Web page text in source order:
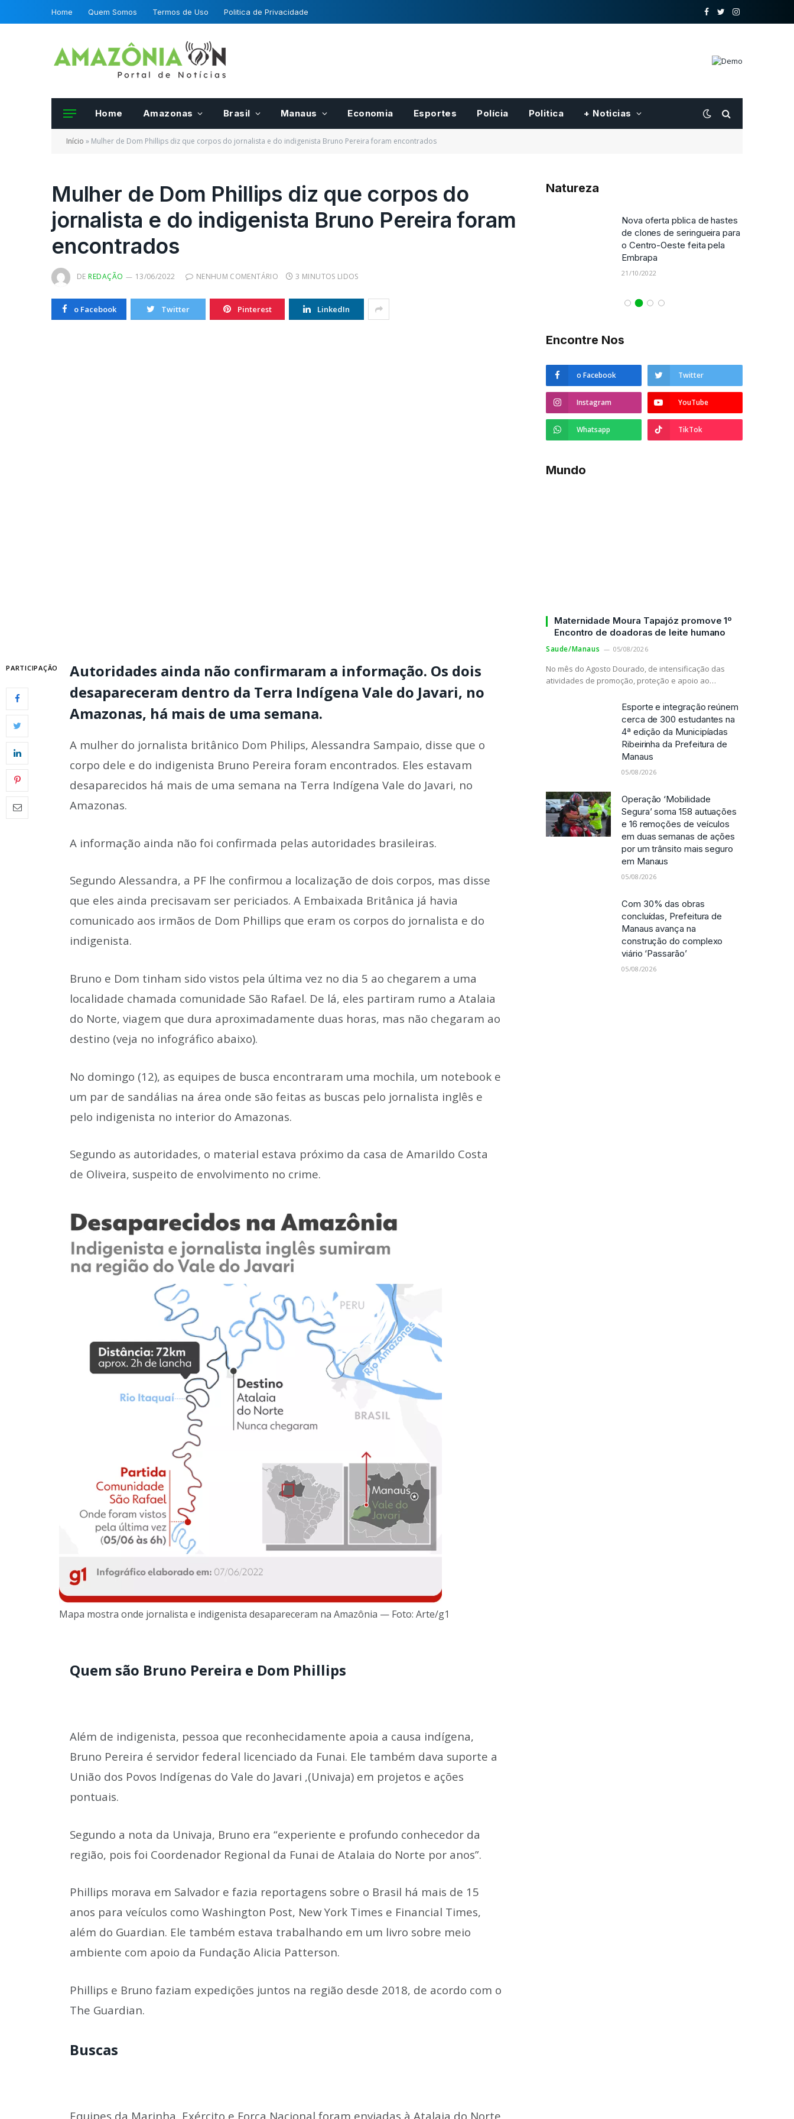
Home Quem Somos Termos de Uso Politica de Privacidade
o
TwitterInstagram
Home Amazonas Brasil Manaus Economia Esportes Polícia Politica + Noticias
Início » Mulher de Dom Phillips diz que corpos do jornalista e do indigenista Bruno Pereira foram encontrados
Mulher de Dom Phillips diz que corpos do
jornalista e do indigenista Bruno Pereira foram
encontrados
DE REDAÇÃO 13/06/2022 NENHUM COMENTÁRIO 3 MINUTOS LIDOS
o Facebook Twitter Pinterest LinkedIn
PARTICIPAÇÃO
Autoridades ainda não confirmaram a informação. Os dois
desapareceram dentro da Terra Indígena Vale do Javari, no
Amazonas, há mais de uma semana.
A mulher do jornalista britânico Dom Philips, Alessandra Sampaio, disse que o
corpo dele e do indigenista Bruno Pereira foram encontrados. Eles estavam
desaparecidos há mais de uma semana na Terra Indígena Vale do Javari, no
Amazonas.
A informação ainda não foi confirmada pelas autoridades brasileiras.
Segundo Alessandra, a PF lhe confirmou a localização de dois corpos, mas disse
que eles ainda precisavam ser periciados. A Embaixada Britânica já havia
comunicado aos irmãos de Dom Phillips que eram os corpos do jornalista e do
indigenista.
Bruno e Dom tinham sido vistos pela última vez no dia 5 ao chegarem a uma
localidade chamada comunidade São Rafael. De lá, eles partiram rumo a Atalaia
do Norte, viagem que dura aproximadamente duas horas, mas não chegaram ao
destino (veja no infográfico abaixo).
No domingo (12), as equipes de busca encontraram uma mochila, um notebook e
um par de sandálias na área onde são feitas as buscas pelo jornalista inglês e
pelo indigenista no interior do Amazonas.
Segundo as autoridades, o material estava próximo da casa de Amarildo Costa
de Oliveira, suspeito de envolvimento no crime.
Mapa mostra onde jornalista e indigenista desapareceram na Amazônia — Foto: Arte/g1
Quem são Bruno Pereira e Dom Phillips
Além de indigenista, pessoa que reconhecidamente apoia a causa indígena,
Bruno Pereira é servidor federal licenciado da Funai. Ele também dava suporte a
União dos Povos Indígenas do Vale do Javari ,(Univaja) em projetos e ações
pontuais.
Segundo a nota da Univaja, Bruno era “experiente e profundo conhecedor da
região, pois foi Coordenador Regional da Funai de Atalaia do Norte por anos”.
Phillips morava em Salvador e fazia reportagens sobre o Brasil há mais de 15
anos para veículos como Washington Post, New York Times e Financial Times,
além do Guardian. Ele também estava trabalhando em um livro sobre meio
ambiente com apoio da Fundação Alicia Patterson.
Phillips e Bruno faziam expedições juntos na região desde 2018, de acordo com o
The Guardian.
Buscas
Equipes da Marinha, Exército e Força Nacional foram enviadas à Atalaia do Norte
Natureza
Frutas e hortalias para pases
da OCDE podero ser
20/10/2022
Registro Nacional de
Nova oferta pblica de hastes
de clones de seringueira para
o Centro-Oeste feita pela
Embrapa
21/10/2022
Encontre Nos
o Facebook Twitter
Instagram YouTube
Whatsapp TikTok
Mundo
Maternidade Moura Tapajóz promove 1º
Encontro de doadoras de leite humano
Saude/Manaus 05/08/2026
No mês do Agosto Dourado, de intensificação das
atividades de promoção, proteção e apoio ao…
Esporte e integração reúnem
cerca de 300 estudantes na
4ª edição da Municipíadas
Ribeirinha da Prefeitura de
Manaus
05/08/2026
Operação ‘Mobilidade
Segura’ soma 158 autuações
e 16 remoções de veículos
em duas semanas de ações
por um trânsito mais seguro
em Manaus
05/08/2026
Com 30% das obras
concluídas, Prefeitura de
Manaus avança na
construção do complexo
viário ‘Passarão’
05/08/2026